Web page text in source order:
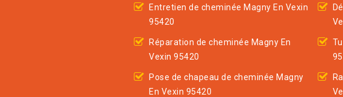
Entretien de cheminée Magny En Vexin
95420
Réparation de cheminée Magny En
Vexin 95420
Pose de chapeau de cheminée Magny
En Vexin 95420